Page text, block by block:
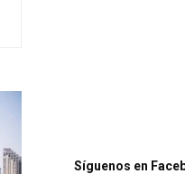
Síguenos en